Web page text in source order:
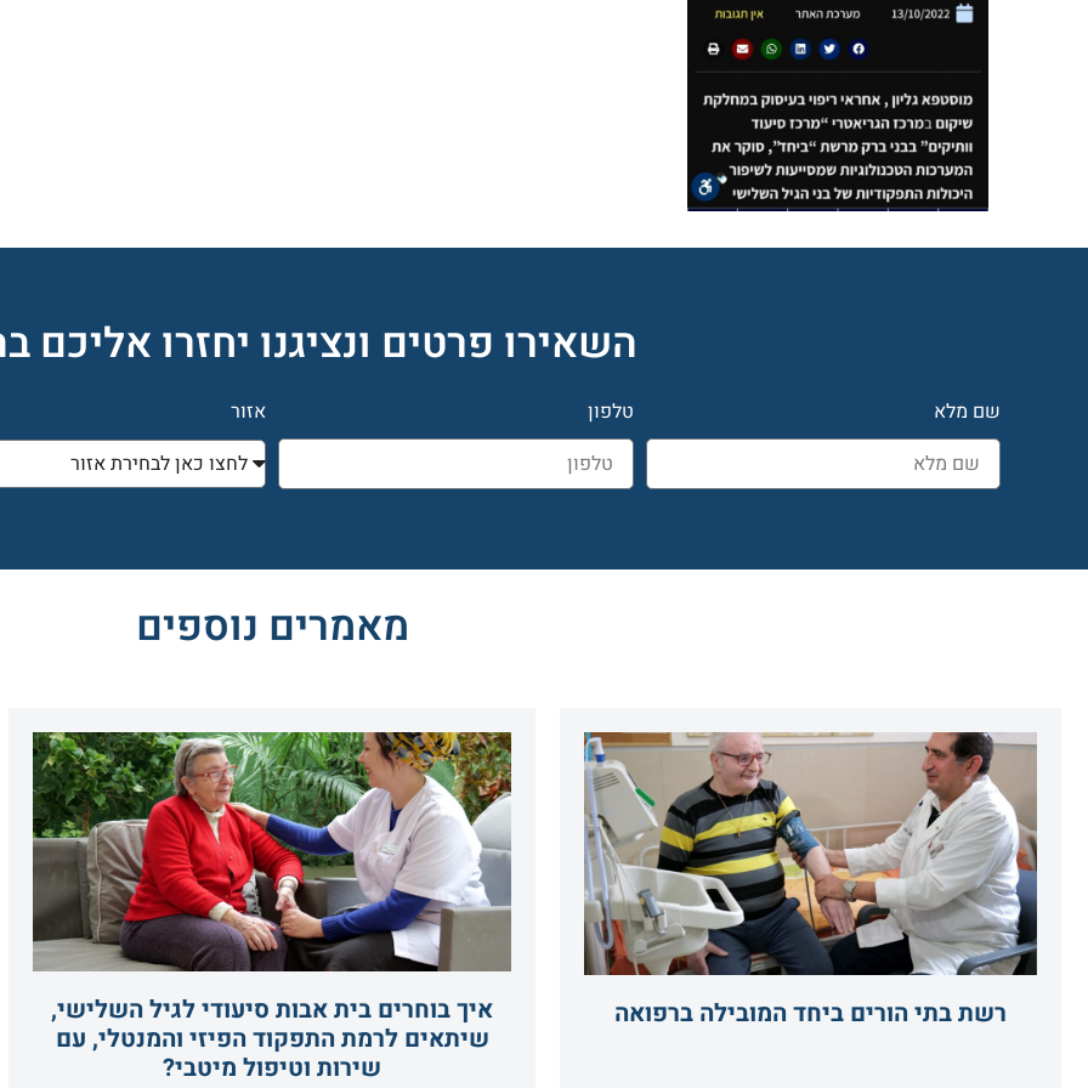
השאירו פרטים ונציגנו יחזרו אליכם
שם מלא טלפון אזור
מאמרים נוספים
רשת בתי הורים ביחד המובילה ברפואה
איך בוחרים בית אבות סיעודי לגיל השלישי,
שיתאים לרמת התפקוד הפיזי והמנטלי, עם
שירות וטיפול מיטבי?